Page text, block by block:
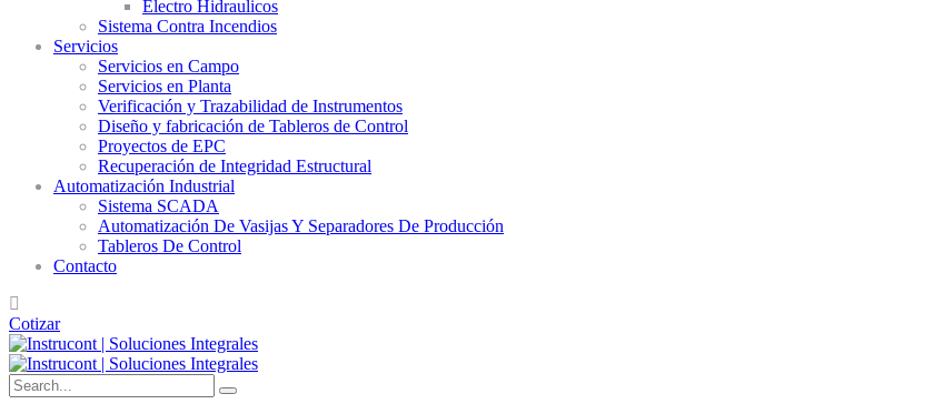
Electro Hidraulicos
Sistema Contra Incendios
Servicios
Servicios en Campo
Servicios en Planta
Verificación y Trazabilidad de Instrumentos
Diseño y fabricación de Tableros de Control
Proyectos de EPC
Recuperación de Integridad Estructural
Automatización Industrial
Sistema SCADA
Automatización De Vasijas Y Separadores De Producción
Tableros De Control
Contacto
Cotizar